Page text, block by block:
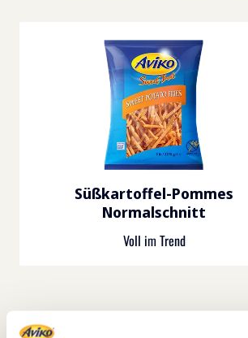
Süßkartoffel-Pommes
Normalschnitt
Voll im Trend